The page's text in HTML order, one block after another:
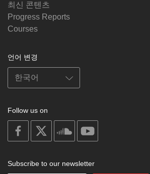
최신 콘텐츠
Progress Reports
Courses
언어 변경
Follow us on
on
facebook
soundcloud
Subscribe to our newsletter